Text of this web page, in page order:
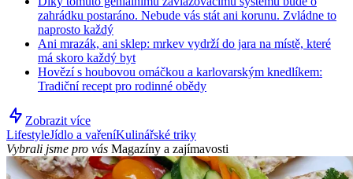
zahrádku postaráno. Nebude vás stát ani korunu. Zvládne to
naprosto každý
Ani mrazák, ani sklep: mrkev vydrží do jara na místě, které
má skoro každý byt
Hovězí s houbovou omáčkou a karlovarským knedlíkem:
Tradiční recept pro rodinné obědy
Zobrazit více
LifestyleJídlo a vařeníKulinářské triky
Vybrali jsme pro vás Magazíny a zajímavosti